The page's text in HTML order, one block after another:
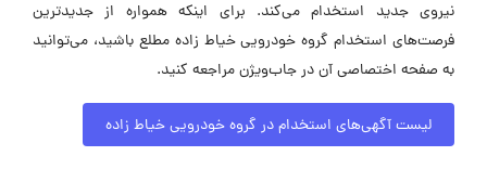
نیروی جدید استخدام می‌کند. برای اینکه همواره از جدیدترین
فرصت‌های استخدام گروه خودرویی خیاط زاده مطلع باشید، می‌توانید
به صفحه اختصاصی آن در جاب‌ویژن مراجعه کنید.
لیست آگهی‌های استخدام در گروه خودرویی خیاط زاده